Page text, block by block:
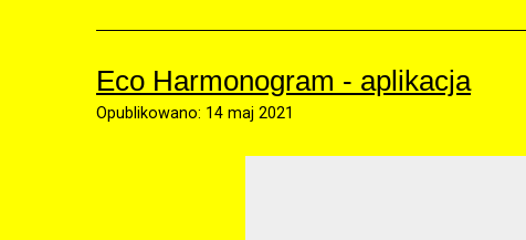
Eco Harmonogram - aplikacja
Opublikowano: 14 maj 2021